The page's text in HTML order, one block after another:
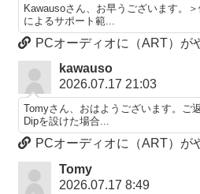
Kawausoさん、お早うございます。
によるサポート範...
PCオーディオに（ART）が
kawauso
2026.07.17 21:03
Tomyさん、おはようございます。ご
Dipを設けた場合...
PCオーディオに（ART）が
Tomy
2026.07.17 8:49